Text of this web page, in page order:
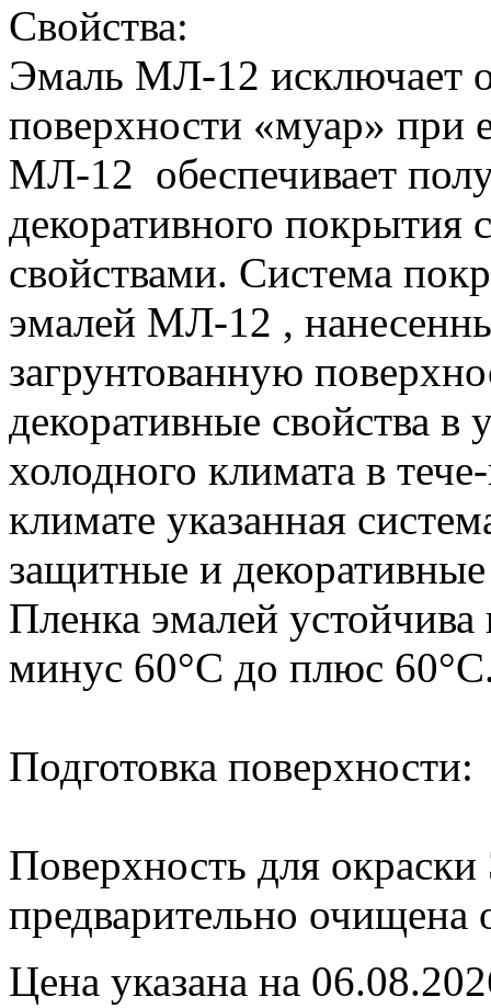
Свойства:
Эмаль МЛ-12 исключает
поверхности «муар» при
МЛ-12 обеспечивает
декоративного
свойствами. Система
эмалей МЛ-12 ,
загрунтованную
декоративные свойства в
холодного климата в
климате указанная
защитные и декоративные
Пленка эмалей
минус 60°С до плюс
Подготовка поверхности:
Поверхность для
предварительно очищена
Цена указана на